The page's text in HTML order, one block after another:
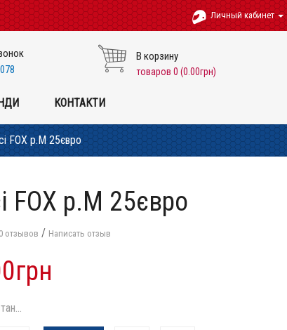
Личный кабинет
В корзину
товаров 0 (0.00грн)
КОНТАКТИ
FOX p.M 25євро
FOX p.M 25євро
0 отзывов / Написать отзыв